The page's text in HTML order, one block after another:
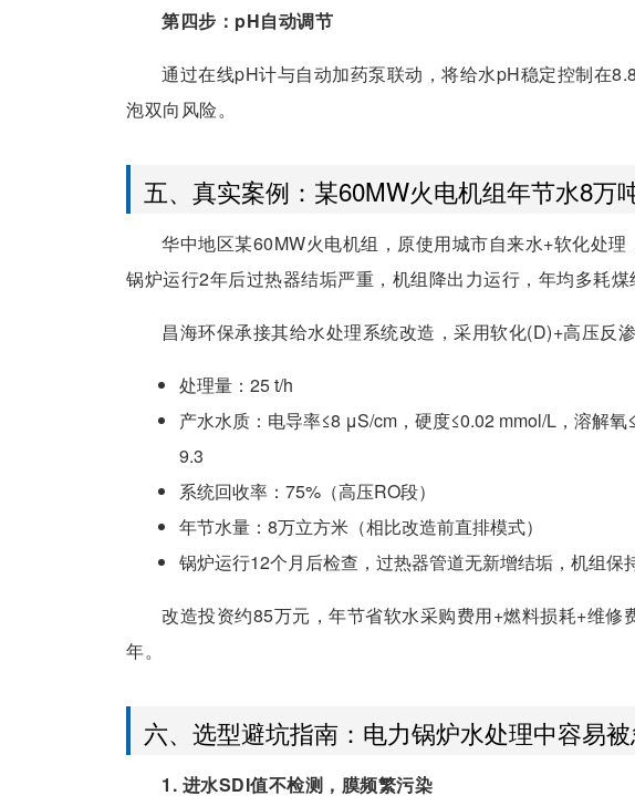
第四步：pH自动调节
通过在线pH计与自动加药泵联动，将给水pH稳定控制在
泡双向风险。
五、真实案例：某60MW火电机组年节水8万
华中地区某60MW火电机组，原使用城市自来水+软化处
锅炉运行2年后过热器结垢严重，机组降出力运行，年均多耗煤
昌海环保承接其给水处理系统改造，采用软化(D)+高压反
处理量：25 t/h
产水水质：电导率≤8 μS/cm，硬度≤0.02 mmol/L，溶解
9.3
系统回收率：75%（高压RO段）
年节水量：8万立方米（相比改造前直排模式）
锅炉运行12个月后检查，过热器管道无新增结垢，机组保
改造投资约85万元，年节省软水采购费用+燃料损耗+维
年。
六、选型避坑指南：电力锅炉水处理中容易
1. 进水SDI值不检测，膜频繁污染